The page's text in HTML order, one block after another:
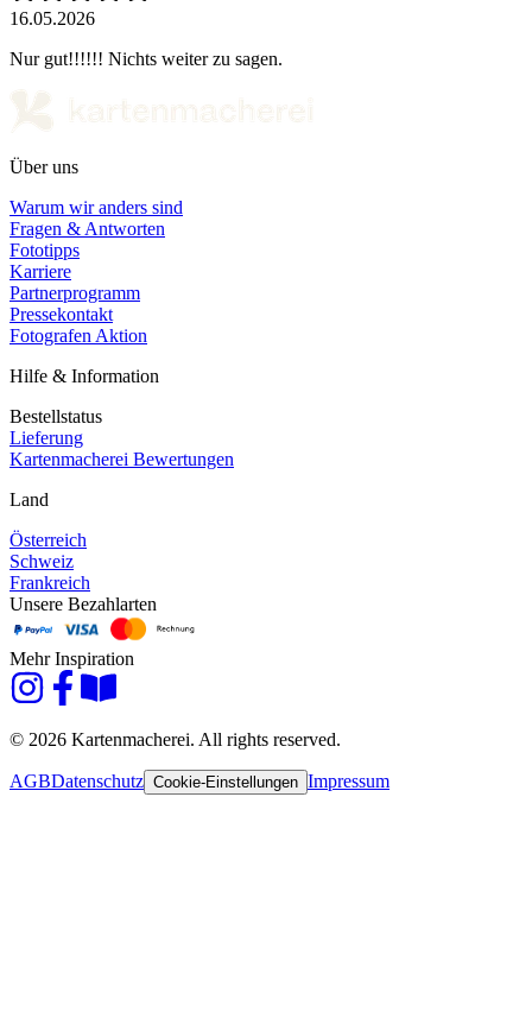
16.05.2026
Nur gut!!!!!! Nichts weiter zu sagen.
Über uns
Warum wir anders sind
Fragen & Antworten
Fototipps
Karriere
Partnerprogramm
Pressekontakt
Fotografen Aktion
Hilfe & Information
Bestellstatus
Lieferung
Kartenmacherei Bewertungen
Land
Österreich
Schweiz
Frankreich
Unsere Bezahlarten
Mehr Inspiration
© 2026 Kartenmacherei. All rights reserved.
AGBDatenschutz Cookie-Einstellungen Impressum